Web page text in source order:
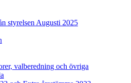
styrelsen Augusti 2025
valberedning och övriga